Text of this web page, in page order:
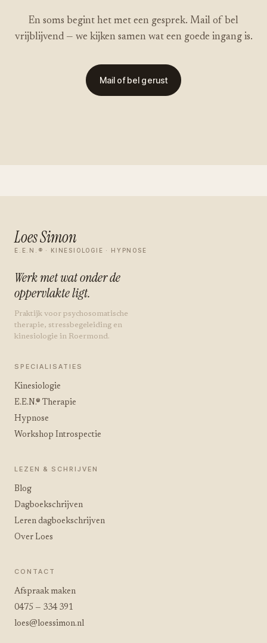
En soms begint het met een gesprek. Mail of bel
vrijblijvend — we kijken samen wat een goede ingang is.
Mail of bel gerust
Loes Simon
E.E.N.® · KINESIOLOGIE · HYPNOSE
Werk met wat onder de
oppervlakte ligt.
Praktijk voor psychosomatische
therapie, stressbegeleiding en
kinesiologie in Roermond.
SPECIALISATIES
Kinesiologie
E.E.N.® Therapie
Hypnose
Workshop Introspectie
LEZEN & SCHRIJVEN
Blog
Dagboekschrijven
Leren dagboekschrijven
Over Loes
CONTACT
Afspraak maken
0475 — 334 391
loes@loessimon.nl